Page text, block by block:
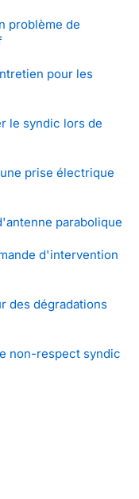
problème de
pour les
le syndic lors de
prise électrique
parabolique
d'intervention
des dégradations
non-respect syndic